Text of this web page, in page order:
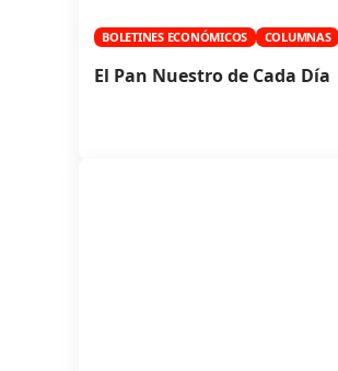
BOLETINES ECONÓMICOS COLUMNAS
El Pan Nuestro de Cada Día